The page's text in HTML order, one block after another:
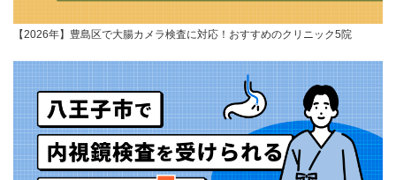
【2026年】豊島区で大腸カメラ検査に対応！おすすめのクリニック5院